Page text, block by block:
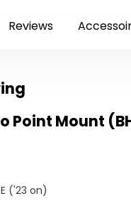
Reviews
Point Mount
('23 on)